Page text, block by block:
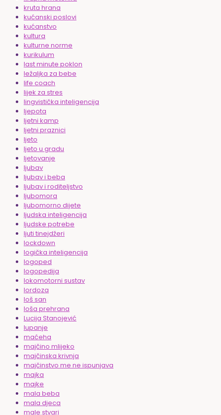
kruta hrana
kućanski poslovi
kućanstvo
kultura
kulturne norme
kurikulum
last minute poklon
ležaljka za bebe
life coach
lijek za stres
lingvistička inteligencija
ljepota
ljetni kamp
ljetni praznici
ljeto
ljeto u gradu
ljetovanje
ljubav
ljubav i beba
ljubav i roditeljstvo
ljubomora
ljubomorno dijete
ljudska inteligencija
ljudske potrebe
ljuti tinejdžeri
lockdown
logička inteligencija
logoped
logopedija
lokomotorni sustav
lordoza
loš san
loša prehrana
Lucija Stanojević
lupanje
maćeha
majčino mlijeko
majčinska krivnja
majčinstvo me ne ispunjava
majka
majke
mala beba
mala djeca
male stvari